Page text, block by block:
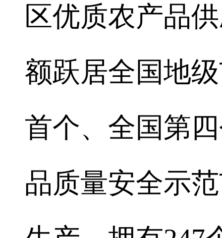
区优质农产品
额跃居全国地
首个、全国第
品质量安全示